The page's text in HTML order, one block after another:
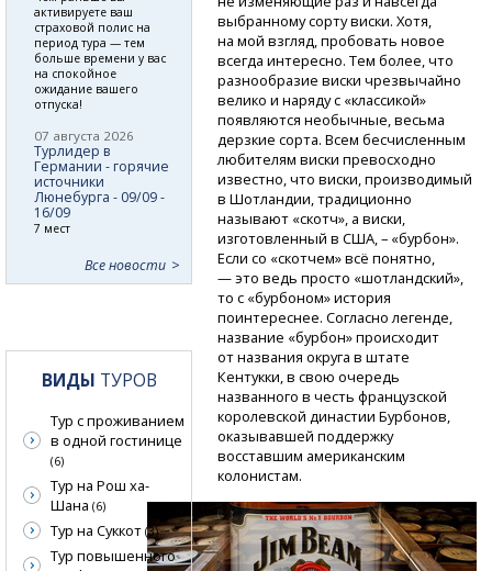
выбранному сорту виски. Хотя,
на мой взгляд, пробовать новое
всегда интересно. Тем более, что
разнообразие виски чрезвычайно
велико и наряду с «классикой»
появляются необычные, весьма
дерзкие сорта. Всем бесчисленным
любителям виски превосходно
известно, что виски, производимый
в Шотландии, традиционно
называют «скотч», а виски,
изготовленный в США, – «бурбон».
Если со «скотчем» всё понятно,
— это ведь просто «шотландский»,
то с «бурбоном» история
поинтереснее. Согласно легенде,
название «бурбон» происходит
от названия округа в штате
Кентукки, в свою очередь
названного в честь французской
королевской династии Бурбонов,
оказывавшей поддержку
восставшим американским
колонистам.
активируете ваш
страховой полис на
период тура — тем
больше времени у вас
на спокойное
ожидание вашего
отпуска!
07 августа 2026
Турлидер в
Германии - горячие
источники
Люнебурга - 09/09 -
16/09
7 мест
Все новости
ВИДЫ ТУРОВ
Тур с проживанием
в одной гостинице
(6)
Тур на Рош ха-
Шана (6)
Тур на Суккот (3)
Тур повышенного